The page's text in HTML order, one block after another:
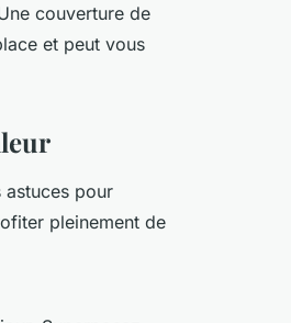
couverture de
et peut vous
astuces pour
pleinement de